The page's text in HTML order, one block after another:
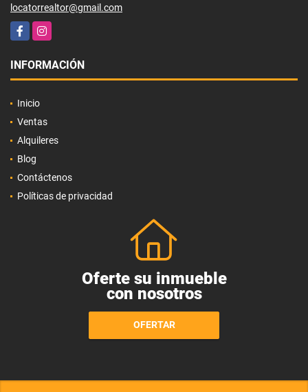
locatorrealtor@gmail.com
FacebookInstagram
INFORMACIÓN
Inicio
Ventas
Alquileres
Blog
Contáctenos
Políticas de privacidad
Oferte su inmueble
con nosotros
OFERTAR